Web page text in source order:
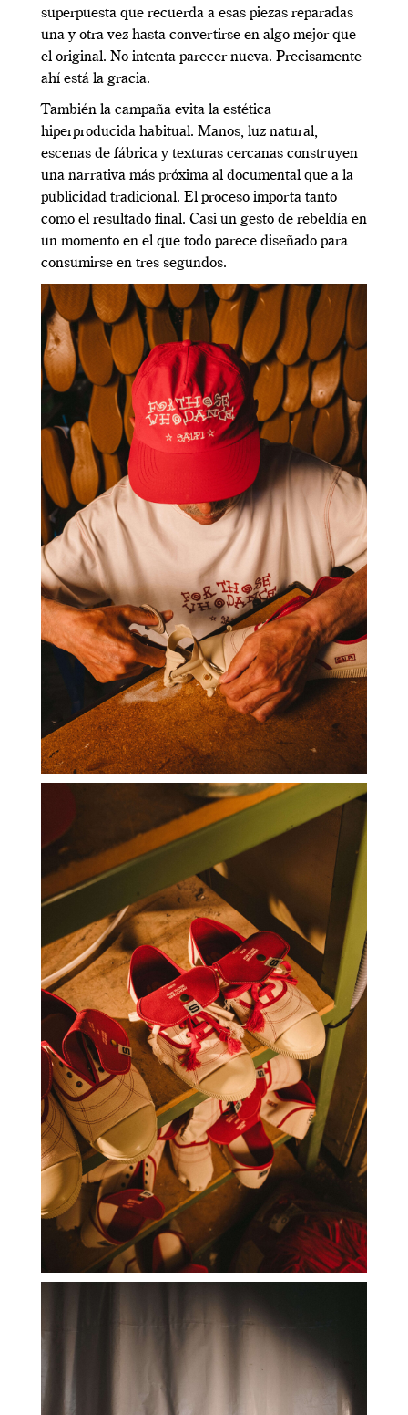
superpuesta que recuerda a esas piezas reparadas
una y otra vez hasta convertirse en algo mejor que
el original. No intenta parecer nueva. Precisamente
ahí está la gracia.
También la campaña evita la estética
hiperproducida habitual. Manos, luz natural,
escenas de fábrica y texturas cercanas construyen
una narrativa más próxima al documental que a la
publicidad tradicional. El proceso importa tanto
como el resultado final. Casi un gesto de rebeldía en
un momento en el que todo parece diseñado para
consumirse en tres segundos.